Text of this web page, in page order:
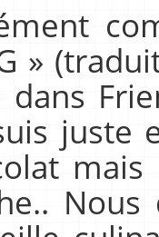
»
dans
juste